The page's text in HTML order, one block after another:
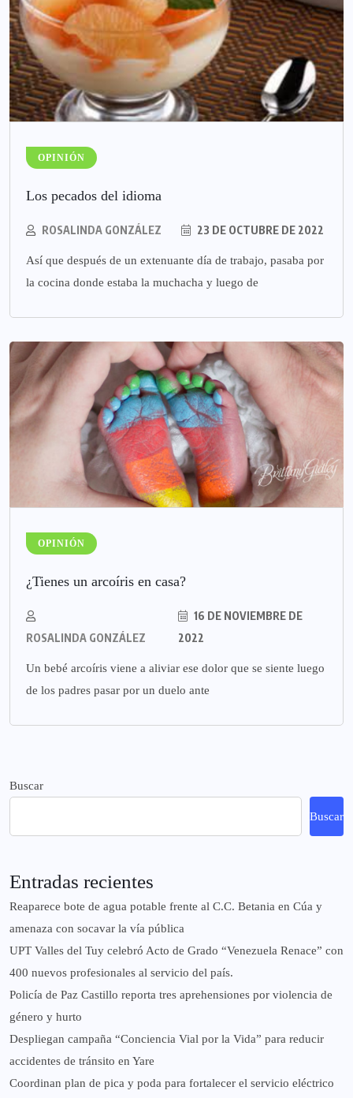
OPINIÓN
Los pecados del idioma
ROSALINDA GONZÁLEZ 23 DE OCTUBRE DE 2022
Así que después de un extenuante día de trabajo, pasaba por
la cocina donde estaba la muchacha y luego de
OPINIÓN
¿Tienes un arcoíris en casa?
ROSALINDA GONZÁLEZ
16 DE NOVIEMBRE DE
2022
Un bebé arcoíris viene a aliviar ese dolor que se siente luego
de los padres pasar por un duelo ante
Buscar
Buscar
Entradas recientes
Reaparece bote de agua potable frente al C.C. Betania en Cúa y
amenaza con socavar la vía pública
UPT Valles del Tuy celebró Acto de Grado “Venezuela Renace” con
400 nuevos profesionales al servicio del país.
‎Policía de Paz Castillo reporta tres aprehensiones por violencia de
género y hurto
‎Despliegan campaña “Conciencia Vial por la Vida” para reducir
accidentes de tránsito en Yare
Coordinan plan de pica y poda para fortalecer el servicio eléctrico